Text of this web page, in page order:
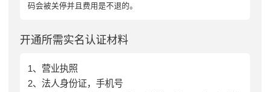
码会被关停并且费用是不退的。
开通所需实名认证材料
1、营业执照
2、法人身份证，手机号